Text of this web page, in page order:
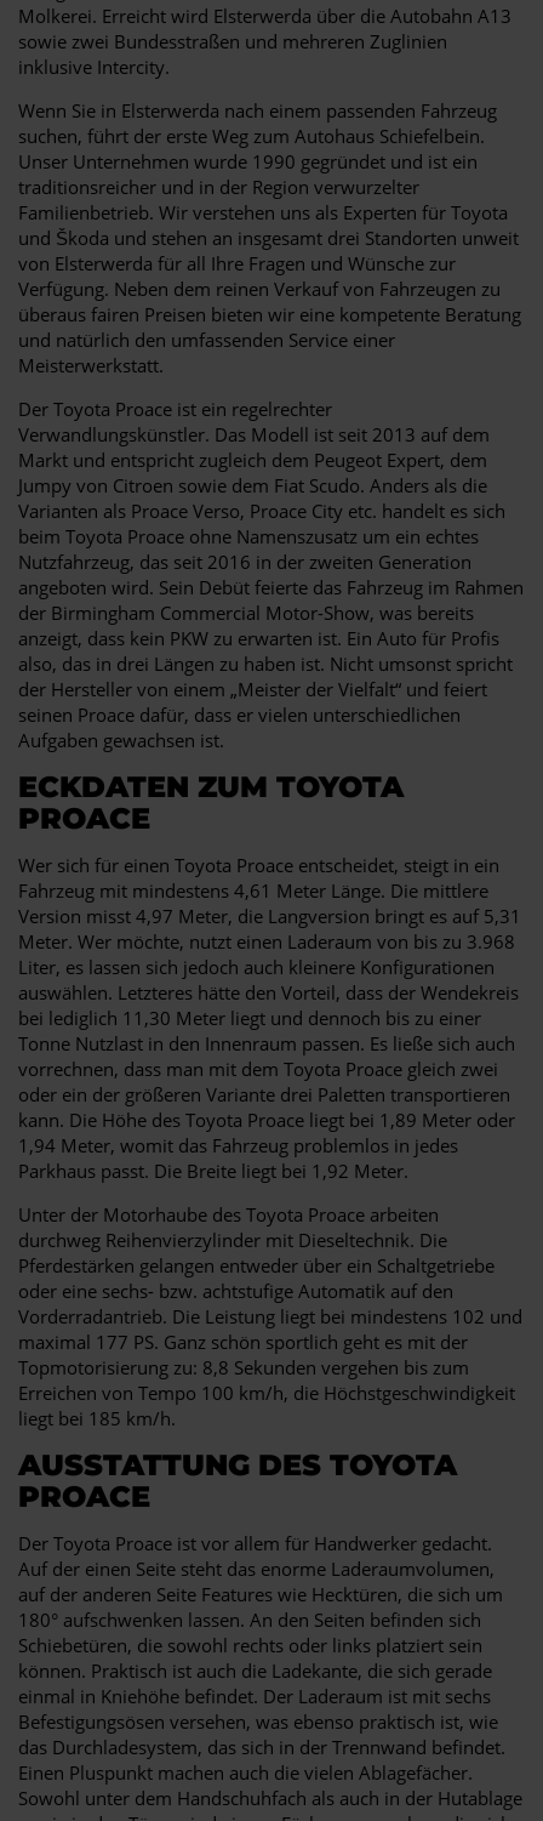
Molkerei. Erreicht wird Elsterwerda über die Autobahn A13
sowie zwei Bundesstraßen und mehreren Zuglinien
inklusive Intercity.
Wenn Sie in Elsterwerda nach einem passenden Fahrzeug
suchen, führt der erste Weg zum Autohaus Schiefelbein.
Unser Unternehmen wurde 1990 gegründet und ist ein
traditionsreicher und in der Region verwurzelter
Familienbetrieb. Wir verstehen uns als Experten für Toyota
und Škoda und stehen an insgesamt drei Standorten unweit
von Elsterwerda für all Ihre Fragen und Wünsche zur
Verfügung. Neben dem reinen Verkauf von Fahrzeugen zu
überaus fairen Preisen bieten wir eine kompetente Beratung
und natürlich den umfassenden Service einer
Meisterwerkstatt.
Der Toyota Proace ist ein regelrechter
Verwandlungskünstler. Das Modell ist seit 2013 auf dem
Markt und entspricht zugleich dem Peugeot Expert, dem
Jumpy von Citroen sowie dem Fiat Scudo. Anders als die
Varianten als Proace Verso, Proace City etc. handelt es sich
beim Toyota Proace ohne Namenszusatz um ein echtes
Nutzfahrzeug, das seit 2016 in der zweiten Generation
angeboten wird. Sein Debüt feierte das Fahrzeug im Rahmen
der Birmingham Commercial Motor-Show, was bereits
anzeigt, dass kein PKW zu erwarten ist. Ein Auto für Profis
also, das in drei Längen zu haben ist. Nicht umsonst spricht
der Hersteller von einem „Meister der Vielfalt“ und feiert
seinen Proace dafür, dass er vielen unterschiedlichen
Aufgaben gewachsen ist.
ECKDATEN ZUM TOYOTA
PROACE
Wer sich für einen Toyota Proace entscheidet, steigt in ein
Fahrzeug mit mindestens 4,61 Meter Länge. Die mittlere
Version misst 4,97 Meter, die Langversion bringt es auf 5,31
Meter. Wer möchte, nutzt einen Laderaum von bis zu 3.968
Liter, es lassen sich jedoch auch kleinere Konfigurationen
auswählen. Letzteres hätte den Vorteil, dass der Wendekreis
bei lediglich 11,30 Meter liegt und dennoch bis zu einer
Tonne Nutzlast in den Innenraum passen. Es ließe sich auch
vorrechnen, dass man mit dem Toyota Proace gleich zwei
oder ein der größeren Variante drei Paletten transportieren
kann. Die Höhe des Toyota Proace liegt bei 1,89 Meter oder
1,94 Meter, womit das Fahrzeug problemlos in jedes
Parkhaus passt. Die Breite liegt bei 1,92 Meter.
Unter der Motorhaube des Toyota Proace arbeiten
durchweg Reihenvierzylinder mit Dieseltechnik. Die
Pferdestärken gelangen entweder über ein Schaltgetriebe
oder eine sechs- bzw. achtstufige Automatik auf den
Vorderradantrieb. Die Leistung liegt bei mindestens 102 und
maximal 177 PS. Ganz schön sportlich geht es mit der
Topmotorisierung zu: 8,8 Sekunden vergehen bis zum
Erreichen von Tempo 100 km/h, die Höchstgeschwindigkeit
liegt bei 185 km/h.
AUSSTATTUNG DES TOYOTA
PROACE
Der Toyota Proace ist vor allem für Handwerker gedacht.
Auf der einen Seite steht das enorme Laderaumvolumen,
auf der anderen Seite Features wie Hecktüren, die sich um
180° aufschwenken lassen. An den Seiten befinden sich
Schiebetüren, die sowohl rechts oder links platziert sein
können. Praktisch ist auch die Ladekante, die sich gerade
einmal in Kniehöhe befindet. Der Laderaum ist mit sechs
Befestigungsösen versehen, was ebenso praktisch ist, wie
das Durchladesystem, das sich in der Trennwand befindet.
Einen Pluspunkt machen auch die vielen Ablagefächer.
Sowohl unter dem Handschuhfach als auch in der Hutablage